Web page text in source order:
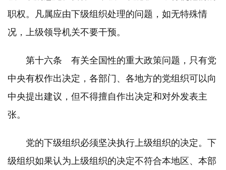
职权。凡属应由下级组织处理的问题，如无特殊情
况，上级领导机关不要干预。
第十六条 有关全国性的重大政策问题，只有党
中央有权作出决定，各部门、各地方的党组织可以向
中央提出建议，但不得擅自作出决定和对外发表主
张。
党的下级组织必须坚决执行上级组织的决定。下
级组织如果认为上级组织的决定不符合本地区、本部